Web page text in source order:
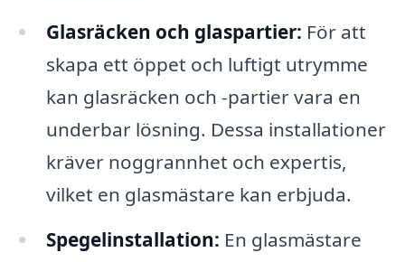
Glasräcken och glaspartier: För att
skapa ett öppet och luftigt utrymme
kan glasräcken och -partier vara en
underbar lösning. Dessa installationer
kräver noggrannhet och expertis,
vilket en glasmästare kan erbjuda.
Spegelinstallation: En glasmästare